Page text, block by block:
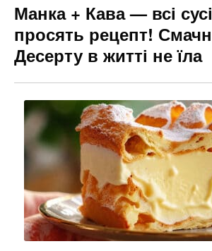
Манка + Кава — всі
просять рецепт!
Десерту в житті не їла